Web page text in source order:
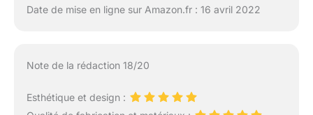
Date de mise en ligne sur Amazon.fr : 16 avril 2022
Note de la rédaction 18/20
Esthétique et design :